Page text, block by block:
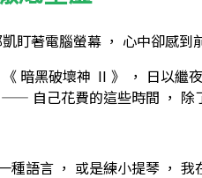
盯著電腦螢幕 ， 心中卻感到
暗黑破壞神 II 》 ， 日以繼
自己花費的這些時間 ， 除
種語言 ， 或是練小提琴 ，